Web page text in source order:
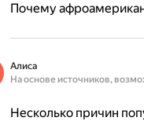
Почему
Алиса
На основе источников,
Несколько причин